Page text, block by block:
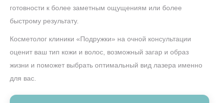
готовности к более заметным ощущениям или более
быстрому результату.
Косметолог клиники «Подружки» на очной консультации
оценит ваш тип кожи и волос, возможный загар и образ
жизни и поможет выбрать оптимальный вид лазера именно
для вас.